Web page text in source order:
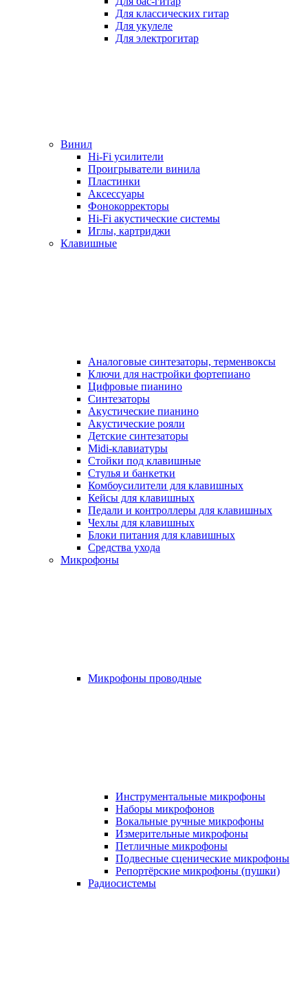
Для классических гитар
Для укулеле
Для электрогитар
Винил
Hi-Fi усилители
Проигрыватели винила
Пластинки
Аксессуары
Фонокорректоры
Hi-Fi акустические системы
Иглы, картриджи
Клавишные
Аналоговые синтезаторы, терменвоксы
Ключи для настройки фортепиано
Цифровые пианино
Синтезаторы
Акустические пианино
Акустические рояли
Детские синтезаторы
Midi-клавиатуры
Стойки под клавишные
Стулья и банкетки
Комбоусилители для клавишных
Кейсы для клавишных
Педали и контроллеры для клавишных
Чехлы для клавишных
Блоки питания для клавишных
Средства ухода
Микрофоны
Микрофоны проводные
Инструментальные микрофоны
Наборы микрофонов
Вокальные ручные микрофоны
Измерительные микрофоны
Петличные микрофоны
Подвесные сценические микрофоны
Репортёрские микрофоны (пушки)
Радиосистемы